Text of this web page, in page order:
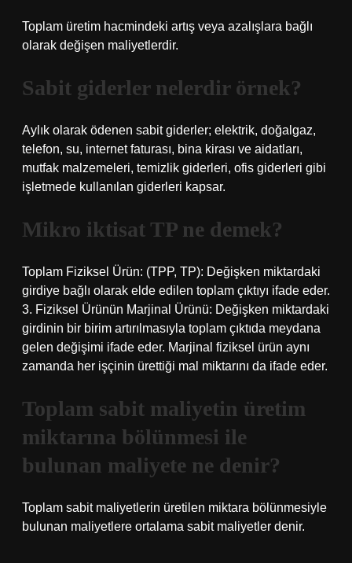
Toplam üretim hacmindeki artış veya azalışlara bağlı
olarak değişen maliyetlerdir.
Sabit giderler nelerdir örnek?
Aylık olarak ödenen sabit giderler; elektrik, doğalgaz,
telefon, su, internet faturası, bina kirası ve aidatları,
mutfak malzemeleri, temizlik giderleri, ofis giderleri gibi
işletmede kullanılan giderleri kapsar.
Mikro iktisat TP ne demek?
Toplam Fiziksel Ürün: (TPP, TP): Değişken miktardaki
girdiye bağlı olarak elde edilen toplam çıktıyı ifade eder.
3. Fiziksel Ürünün Marjinal Ürünü: Değişken miktardaki
girdinin bir birim artırılmasıyla toplam çıktıda meydana
gelen değişimi ifade eder. Marjinal fiziksel ürün aynı
zamanda her işçinin ürettiği mal miktarını da ifade eder.
Toplam sabit maliyetin üretim
miktarına bölünmesi ile
bulunan maliyete ne denir?
Toplam sabit maliyetlerin üretilen miktara bölünmesiyle
bulunan maliyetlere ortalama sabit maliyetler denir.